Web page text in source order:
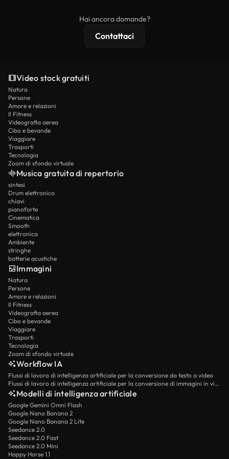
Hai ancora domande?
Contattaci
Video stock gratuiti
Natura
Persone
Amore e relazioni
Il Fitness
Videografia aerea
Cibo e bevande
Viaggiare
Trasporti
Tecnologia
Zoom di sfondo virtuale
Musica gratuita di repertorio
sintesi
Drum elettronico
chiavi
pianoforte
Cinematica
Smooth
elettronica
Ambiente
stringhe
batterie acustiche
Immagini
Natura
Persone
Amore e relazioni
Il Fitness
Videografia aerea
Cibo e bevande
Viaggiare
Trasporti
Tecnologia
Zoom di sfondo virtuale
Workflow IA
Flussi di lavoro di intelligenza artificiale per la conversione da testo a video
Flussi di lavoro di intelligenza artificiale per la conversione di immagini in video
Modelli di intelligenza artificiale
Google Gemini Omni Flash
Google Nano Banana 2
Google Nano Banana 2 Lite
Seedance 2.0
Seedance 2.0 Fast
Seedance 2.0 Mini
Happy Horse 1.1